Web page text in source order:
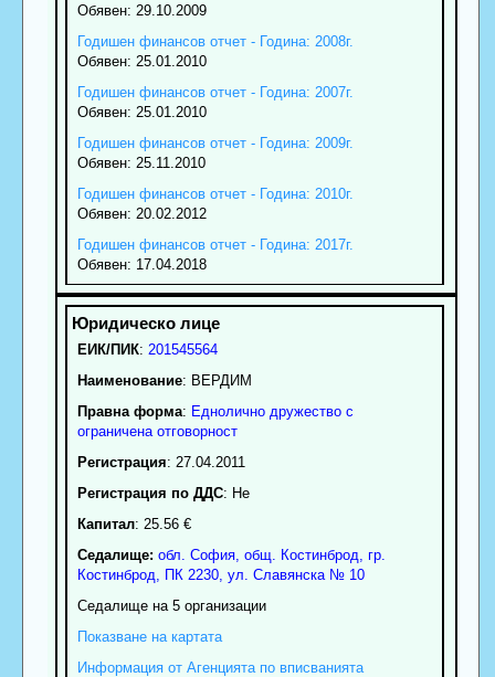
Обявен: 29.10.2009
Годишен финансов отчет - Година: 2008г.
Обявен: 25.01.2010
Годишен финансов отчет - Година: 2007г.
Обявен: 25.01.2010
Годишен финансов отчет - Година: 2009г.
Обявен: 25.11.2010
Годишен финансов отчет - Година: 2010г.
Обявен: 20.02.2012
Годишен финансов отчет - Година: 2017г.
Обявен: 17.04.2018
ЕИК/ПИК: 201545564
Наименование: ВЕРДИМ
Правна форма: Еднолично дружество с
ограничена отговорност
Регистрация: 27.04.2011
Регистрация по ДДС: Нe
Капитал: 25.56 €
Седалище: обл. София, общ. Костинброд гр.
Костинброд , ПК 2230, ул. Славянска № 10
Седалище на 5 организации
Показване на картата
Информация от Агенцията по вписванията